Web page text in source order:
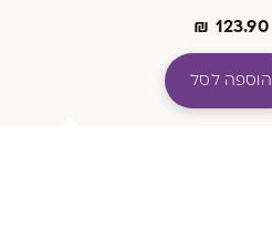
₪ 123.90
הוספה לסל